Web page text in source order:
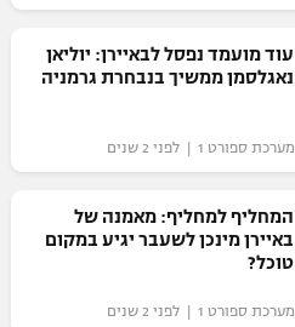
עוד מועמד נפסל לבאיירן: יוליאן
נאגלסמן ממשיך בנבחרת גרמניה
מערכת ספורט 1 | לפני 2 שנים
המחליף למחליף: מאמנה של
באיירן מינכן לשעבר יגיע במקום
טוכל?
מערכת ספורט 1 | לפני 2 שנים